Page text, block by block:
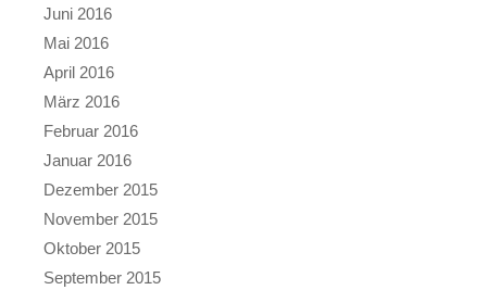
Juni 2016
Mai 2016
April 2016
März 2016
Februar 2016
Januar 2016
Dezember 2015
November 2015
Oktober 2015
September 2015